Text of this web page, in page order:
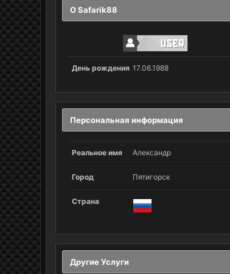
О Safarik88
День рождения 17.06.1988
Персональная информация
Реальное имя Александр
Город Пятигорск
Страна
Другие Услуги